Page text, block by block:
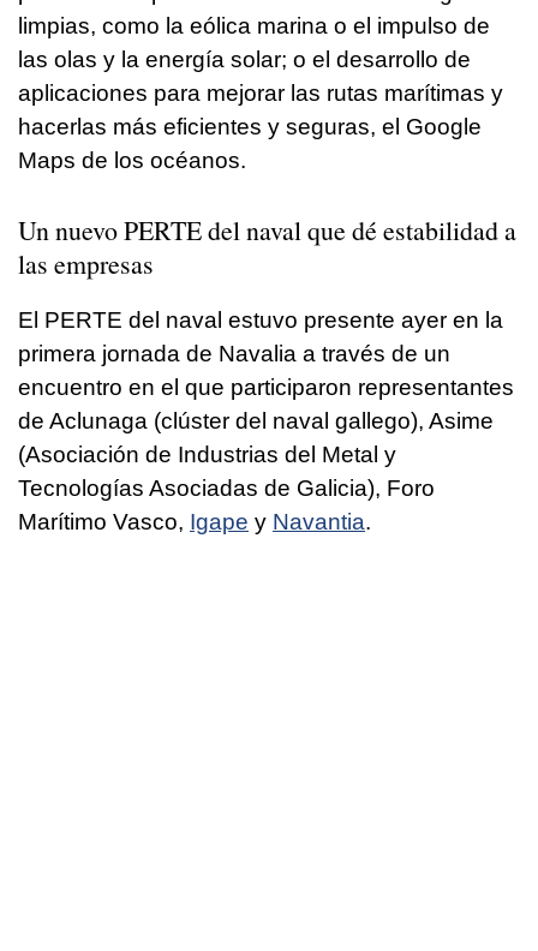
limpias, como la eólica marina o el impulso de
las olas y la energía solar; o el desarrollo de
aplicaciones para mejorar las rutas marítimas y
hacerlas más eficientes y seguras, el Google
Maps de los océanos.
Un nuevoPERTEdel naval que dé estabilidad a
las empresas
El PERTE del naval estuvo presente ayer en la
primera jornada de Navalia a través de un
encuentro en el que participaron representantes
de Aclunaga (clúster del naval gallego), Asime
(Asociación de Industrias del Metal y
Tecnologías Asociadas de Galicia), Foro
Marítimo Vasco, Igape y Navantia.